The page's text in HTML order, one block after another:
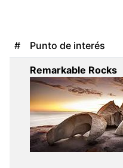
# Punto de interés
Remarkable Rocks